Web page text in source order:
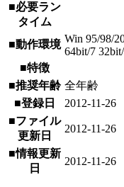
■必要ラン
タイム
■動作環境 Win 95/98/
64bit/7
■特徴
■推奨年齢 全年齢
■登録日
2012-11-26
■ファイル
更新日
2012-11-26
■情報更新
日
2012-11-26